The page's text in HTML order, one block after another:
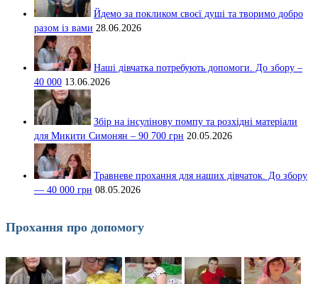
Йдемо за покликом своєї душі та творимо добро
разом із вами 28.06.2026
Наші дівчатка потребують допомоги. До збору –
40 000 13.06.2026
Збір на інсулінову помпу та розхідні матеріали
для Микити Симонян – 90 700 грн 20.05.2026
Травневе прохання для наших дівчаток. До збору
— 40 000 грн 08.05.2026
Прохання про допомогу